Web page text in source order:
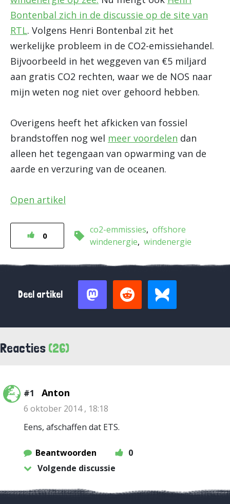
Bontenbal zich in de discussie op de site van
RTL. Volgens Henri Bontenbal zit het
werkelijke probleem in de CO2-emissiehandel.
Bijvoorbeeld in het weggeven van €5 miljard
aan gratis CO2 rechten, waar we de NOS naar
mijn weten nog niet over gehoord hebben.
Overigens heeft het afkicken van fossiel
brandstoffen nog wel meer voordelen dan
alleen het tegengaan van opwarming van de
aarde en verzuring van de oceanen.
Open artikel
0
co2-emmissies offshore
windenergie windenergie
Deel artikel
Reacties (26)
#1 Anton
6 oktober 2014 , 18:18
Eens, afschaffen dat ETS.
Beantwoorden
0
Volgende discussie